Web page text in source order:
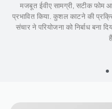
मजबूत ईवीए सामग्री, सटीक फोम
प्रभावित किया. कुशल काटने की
संचार ने परियोजना को निर्बाध बना